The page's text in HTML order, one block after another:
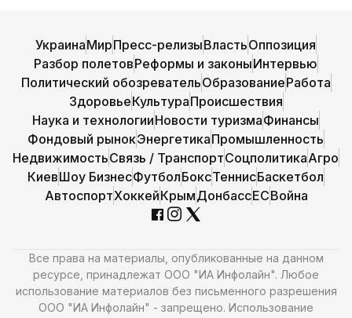
УкраинаМирПресс-релизыВластьОппозиция
Разбор полетовРеформы и законыИнтервью
Политический обозревательОбразованиеРабота
ЗдоровьеКультураПроисшествия
Наука и технологииНовости туризмаФинансы
Фондовый рынокЭнергетикаПромышленность
НедвижимостьСвязь / ТранспортСоцполитикаАгро
КиевШоу БизнесФутболБоксТеннисБаскетбол
АвтоспортХоккейКрымДонбассЕСВойна
Все права на материалы, опубликованные на данном
ресурсе, принадлежат ООО "ИА Инфолайн". Любое
использование материалов без письменного разрешения
ООО "ИА Инфолайн" - запрещено. Использование